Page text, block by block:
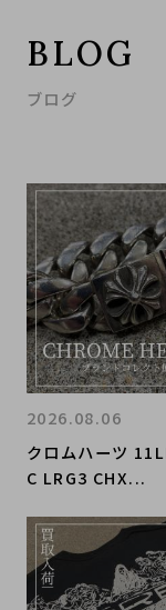
BLOG
ブログ
クロムハーツ
C LRG3 CHX...
2026.08.06